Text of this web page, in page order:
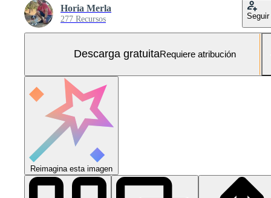
Horia Merla
277 Recursos Seguir
Descarga gratuitaRequiere atribución
Reimagina esta imagen